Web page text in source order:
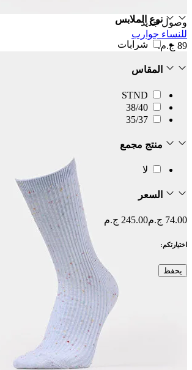
نوع الملابس
شرابات
المقاس
STND
38/40
35/37
منتج مجمع
لا
السعر
74.00 ج.م 245.00 ج.م
اختيارتكم:
يحفظ
وصول جديد
للنساء جوارب
89 ج.م.‏